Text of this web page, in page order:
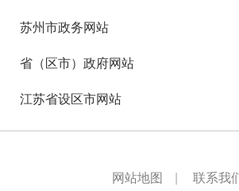
苏州市政务网站
省（区市）政府网站
江苏省设区市网站
网站地图 联系我